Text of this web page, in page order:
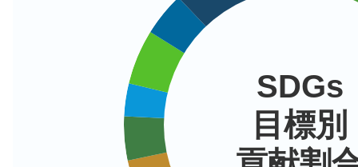
みんなのお祈り処でもんちの
SDGs
目標別